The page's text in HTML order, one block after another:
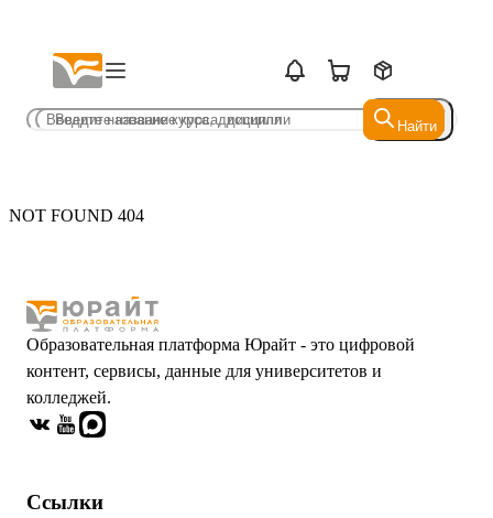
Найти
Найти
NOT FOUND 404
Образовательная платформа Юрайт - это цифровой
контент, сервисы, данные для университетов и
колледжей.
Ссылки